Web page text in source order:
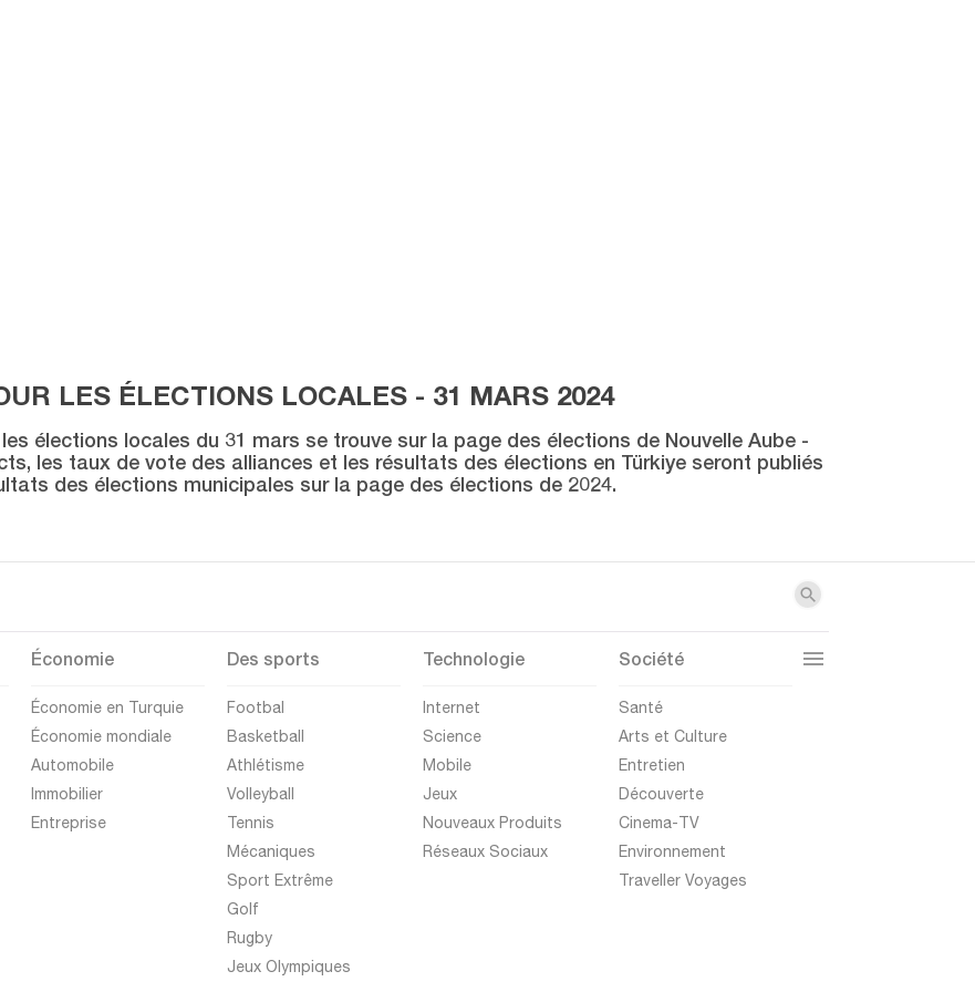
LES ÉLECTIONS LOCALES - 31 MARS 2024
élections locales du 31 mars se trouve sur la page des élections de Nouvelle Aube -
les taux de vote des alliances et les résultats des élections en Türkiye seront publiés
des élections municipales sur la page des élections de 2024.
Économie
Économie en Turquie
Économie mondiale
Automobile
Immobilier
Entreprise
Des sports
Footbal
Basketball
Athlétisme
Volleyball
Tennis
Mécaniques
Sport Extrême
Golf
Rugby
Jeux Olympiques
Technologie
Internet
Science
Mobile
Jeux
Nouveaux Produits
Réseaux Sociaux
Société
Santé
Arts et Culture
Entretien
Découverte
Cinema-TV
Environnement
Traveller Voyages